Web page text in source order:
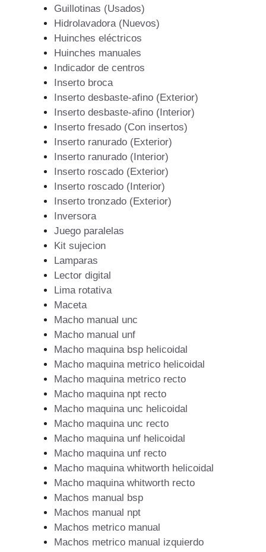
Guillotinas (Usados)
Hidrolavadora (Nuevos)
Huinches eléctricos
Huinches manuales
Indicador de centros
Inserto broca
Inserto desbaste-afino (Exterior)
Inserto desbaste-afino (Interior)
Inserto fresado (Con insertos)
Inserto ranurado (Exterior)
Inserto ranurado (Interior)
Inserto roscado (Exterior)
Inserto roscado (Interior)
Inserto tronzado (Exterior)
Inversora
Juego paralelas
Kit sujecion
Lamparas
Lector digital
Lima rotativa
Maceta
Macho manual unc
Macho manual unf
Macho maquina bsp helicoidal
Macho maquina metrico helicoidal
Macho maquina metrico recto
Macho maquina npt recto
Macho maquina unc helicoidal
Macho maquina unc recto
Macho maquina unf helicoidal
Macho maquina unf recto
Macho maquina whitworth helicoidal
Macho maquina whitworth recto
Machos manual bsp
Machos manual npt
Machos metrico manual
Machos metrico manual izquierdo